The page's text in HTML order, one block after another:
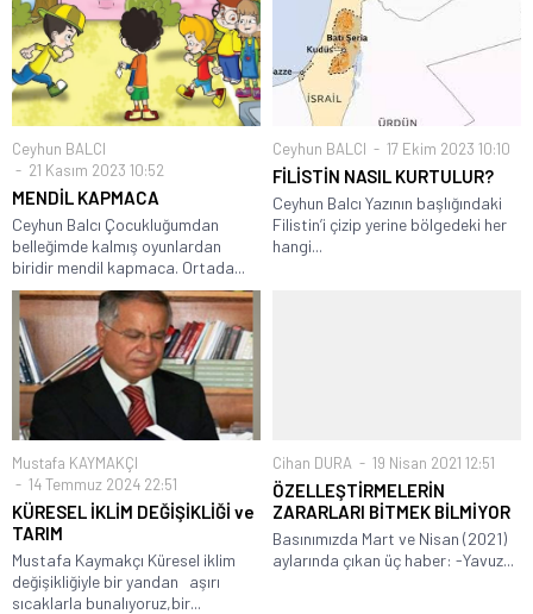
Ceyhun BALCI
21 Kasım 2023 10:52
MENDİL KAPMACA
Ceyhun Balcı Çocukluğumdan
belleğimde kalmış oyunlardan
biridir mendil kapmaca. Ortada...
Ceyhun BALCI 17 Ekim 2023 10:10
FİLİSTİN NASIL KURTULUR?
Ceyhun Balcı Yazının başlığındaki
Filistin’i çizip yerine bölgedeki her
hangi...
Mustafa KAYMAKÇI
14 Temmuz 2024 22:51
KÜRESEL İKLİM DEĞİŞİKLİĞİ ve
TARIM
Mustafa Kaymakçı Küresel iklim
değişikliğiyle bir yandan aşırı
sıcaklarla bunalıyoruz,bir...
Cihan DURA 19 Nisan 2021 12:51
ÖZELLEŞTİRMELERİN
ZARARLARI BİTMEK BİLMİYOR
Basınımızda Mart ve Nisan (2021)
aylarında çıkan üç haber: -Yavuz...